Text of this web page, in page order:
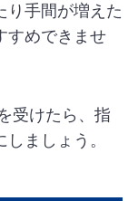
り手間が増えた
すめできませ
受けたら、指
ましょう。